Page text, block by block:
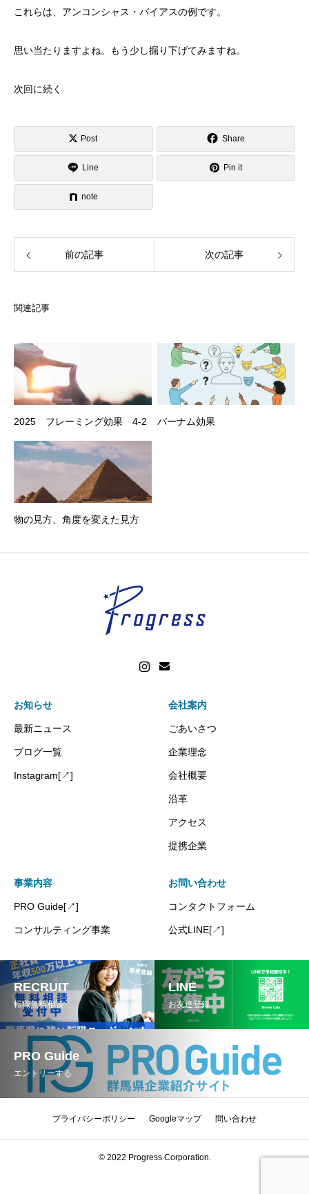
これらは、アンコンシャス・バイアスの例です。
思い当たりますよね。もう少し掘り下げてみますね。
次回に続く
Post Share
Line Pin it
note
前の記事 次の記事
関連記事
2025 フレーミング効果 4-2 バーナム効果
物の見方、角度を変えた見方
お知らせ
最新ニュース
ブログ一覧
Instagram[↗]
会社案内
ごあいさつ
企業理念
会社概要
沿革
アクセス
提携企業
事業内容
PRO Guide[↗]
コンサルティング事業
お問い合わせ
コンタクトフォーム
公式LINE[↗]
RECRUIT
転職無料相談
LINE
お友達登録
PRO Guide
エントリーする
プライバシーポリシー Googleマップ 問い合わせ
© 2022 Progress Corporation.